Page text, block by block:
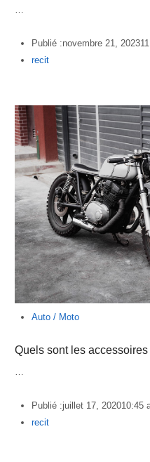
…
Publié :novembre 21, 2023
Author
recit
Auto / Moto
Quels sont les
Publié :juillet 17, 202010:45
Author
recit